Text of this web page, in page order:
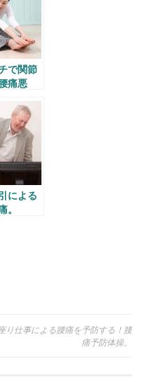
で関節
痛悪
による
り仕事による腰痛を予防する！腰
痛予防体操。